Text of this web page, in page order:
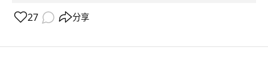
27 分享